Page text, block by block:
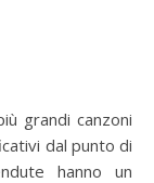
grandi canzoni
dal punto di
hanno un